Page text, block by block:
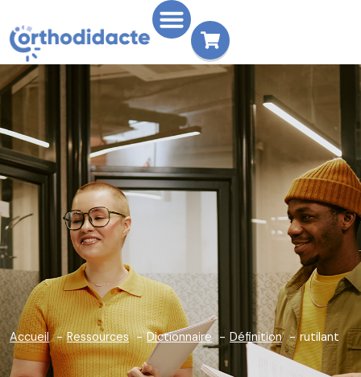
Accueil Ressources Dictionnaire Définition rutilant